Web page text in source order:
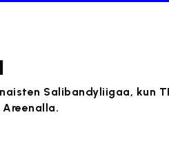
Salibandyliigaa, kun